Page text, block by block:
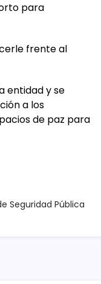
para
frente al
entidad y se
a los
de paz para
Seguridad Pública